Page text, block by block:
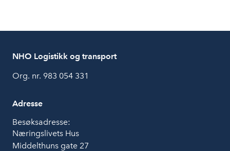
NHO Logistikk og transport
Org. nr. 983 054 331
Adresse
Besøksadresse:
Næringslivets Hus
Middelthuns gate 27